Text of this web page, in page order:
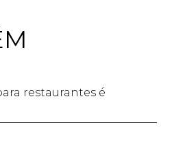
restaurantes é